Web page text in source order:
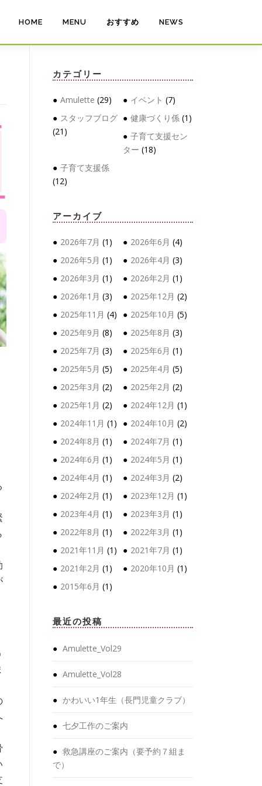
HOME MENU おすすめ NEWS
カテゴリー
Amulette (29) イベント (7)
スタッフブログ
(21)
健康づくり係 (1)
子育て支援セン
ター (18)
子育て支援係
(12)
アーカイブ
2026年7月 (1) 2026年6月 (4)
2026年5月 (1) 2026年4月 (3)
2026年3月 (1) 2026年2月 (1)
2026年1月 (3) 2025年12月 (2)
2025年11月 (4) 2025年10月 (5)
2025年9月 (8) 2025年8月 (3)
2025年7月 (3) 2025年6月 (1)
2025年5月 (5) 2025年4月 (5)
2025年3月 (2) 2025年2月 (2)
2025年1月 (2) 2024年12月 (1)
2024年11月 (1) 2024年10月 (2)
2024年8月 (1) 2024年7月 (1)
2024年6月 (1) 2024年5月 (1)
2024年4月 (1) 2024年3月 (2)
2024年2月 (1) 2023年12月 (1)
2023年4月 (1) 2023年3月 (1)
2022年8月 (1) 2022年3月 (1)
2021年11月 (1) 2021年7月 (1)
2021年2月 (1) 2020年10月 (1)
2015年6月 (1)
最近の投稿
Amulette_Vol29
Amulette_Vol28
かわいい1年生（長門児童クラブ）
七夕工作のご案内
救急講座のご案内（要予約７組ま
で）